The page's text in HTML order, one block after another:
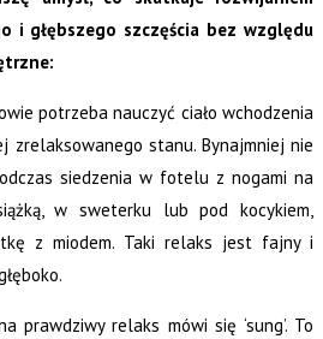
i głębszego szczęścia bez względu
potrzeba nauczyć ciało wchodzenia
zrelaksowanego stanu. Bynajmniej nie
siedzenia w fotelu z nogami na
w sweterku lub pod kocykiem,
z miodem. Taki relaks jest fajny i
prawdziwy relaks mówi się ‘sung’. To